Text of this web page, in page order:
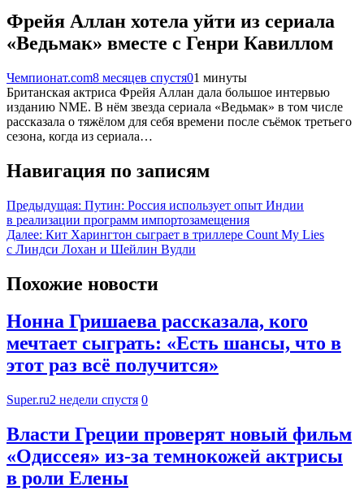
Фрейя Аллан хотела уйти из сериала
«Ведьмак» вместе с Генри Кавиллом
Чемпионат.com8 месяцев спустя01 минуты
Британская актриса Фрейя Аллан дала большое интервью
изданию NME. В нём звезда сериала «Ведьмак» в том числе
рассказала о тяжёлом для себя времени после съёмок третьего
сезона, когда из сериала…
Навигация по записям
Предыдущая: Путин: Россия использует опыт Индии
в реализации программ импортозамещения
Далее: Кит Харингтон сыграет в триллере Count My Lies
с Линдси Лохан и Шейлин Вудли
Похожие новости
Нонна Гришаева рассказала, кого
мечтает сыграть: «Есть шансы, что в
этот раз всё получится»
Super.ru2 недели спустя 0
Власти Греции проверят новый фильм
«Одиссея» из-за темнокожей актрисы
в роли Елены